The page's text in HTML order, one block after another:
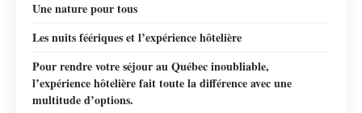
Une nature pour tous
Les nuits féériques et l’expérience hôtelière
Pour rendre votre séjour au Québec inoubliable,
l’expérience hôtelière fait toute la différence avec une
multitude d’options.